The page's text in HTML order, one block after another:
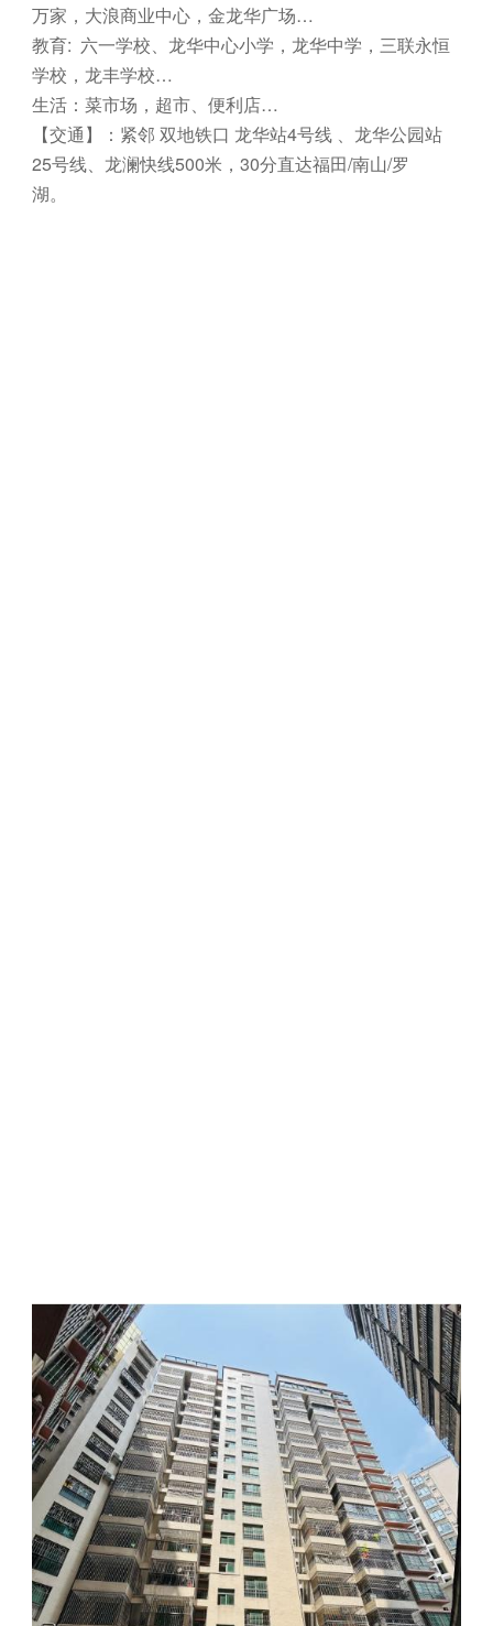
万家，大浪商业中心，金龙华广场…
教育: 六一学校、龙华中心小学，龙华中学，三联永恒
学校，龙丰学校…
生活：菜市场，超市、便利店…
【交通】：紧邻 双地铁口 龙华站4号线 、龙华公园站
25号线、龙澜快线500米，30分直达福田/南山/罗
湖。